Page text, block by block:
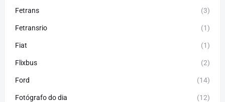
Fetrans (3)
Fetransrio (1)
Fiat (1)
Flixbus (2)
Ford (14)
Fotógrafo do dia (12)